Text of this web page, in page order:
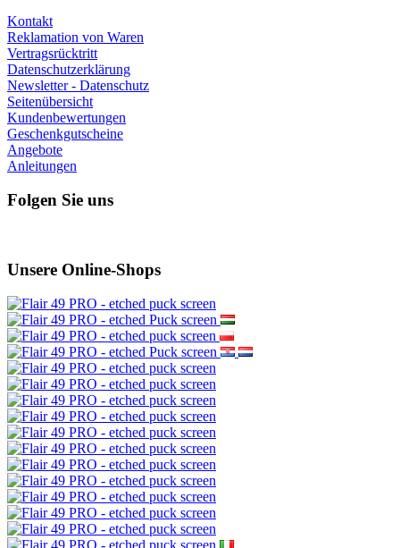
Kontakt
Reklamation von Waren
Vertragsrücktritt
Datenschutzerklärung
Newsletter - Datenschutz
Seitenübersicht
Kundenbewertungen
Geschenkgutscheine
Angebote
Anleitungen
Folgen Sie uns
Unsere Online-Shops